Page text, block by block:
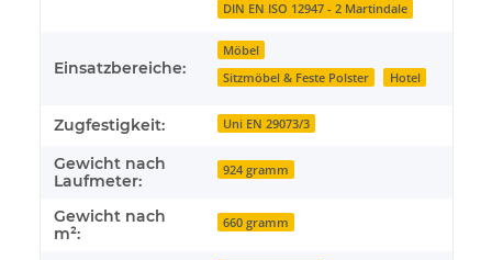
DIN EN ISO 12947 - 2 Martindale
Einsatzbereiche:
Möbel
Sitzmöbel & Feste Polster
Hotel
Zugfestigkeit: Uni EN 29073/3
Gewicht nach
Laufmeter:
924 gramm
Gewicht nach
m²:
660 gramm